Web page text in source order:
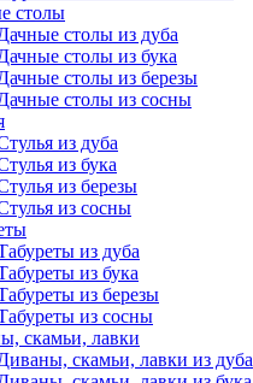
столы
столы из дуба
столы из бука
столы из березы
столы из сосны
из дуба
из бука
из березы
из сосны
из дуба
из бука
из березы
из сосны
скамьи, лавки
скамьи, лавки из дуба